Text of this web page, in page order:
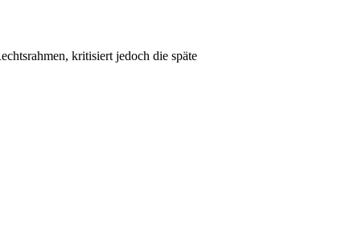
kritisiert jedoch die späte